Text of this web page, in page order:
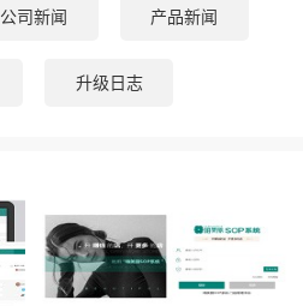
公司新闻 产品新闻
升级日志